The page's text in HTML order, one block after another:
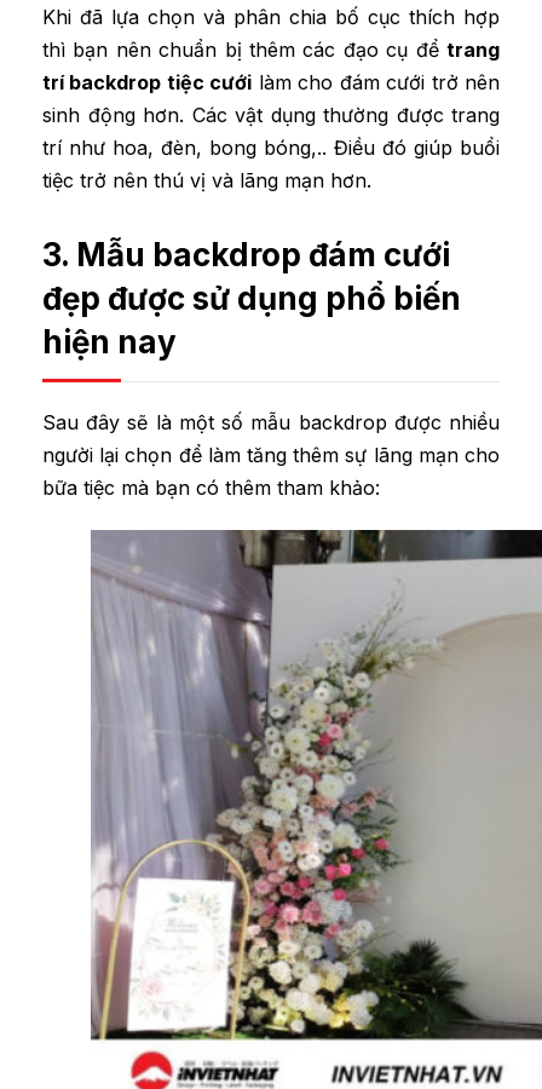
Khi đã lựa chọn và phân chia bố cục thích hợp
thì bạn nên chuẩn bị thêm các đạo cụ để trang
trí backdrop tiệc cưới làm cho đám cưới trở nên
sinh động hơn. Các vật dụng thường được trang
trí như hoa, đèn, bong bóng,.. Điều đó giúp buổi
tiệc trở nên thú vị và lãng mạn hơn.
3. Mẫu backdrop đám cưới
đẹp được sử dụng phổ biến
hiện nay
Sau đây sẽ là một số mẫu backdrop được nhiều
người lại chọn để làm tăng thêm sự lãng mạn cho
bữa tiệc mà bạn có thêm tham khảo: